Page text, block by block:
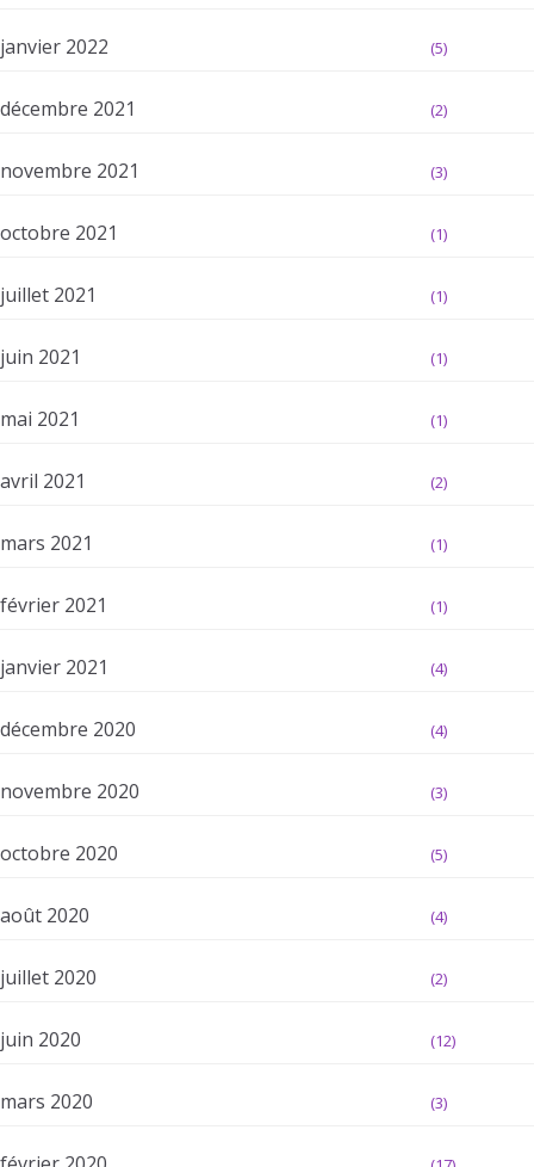
janvier 2022 (5)
décembre 2021 (2)
novembre 2021 (3)
octobre 2021 (1)
juillet 2021 (1)
juin 2021 (1)
mai 2021 (1)
avril 2021 (2)
mars 2021 (1)
février 2021 (1)
janvier 2021 (4)
décembre 2020 (4)
novembre 2020 (3)
octobre 2020 (5)
août 2020 (4)
juillet 2020 (2)
juin 2020 (12)
mars 2020 (3)